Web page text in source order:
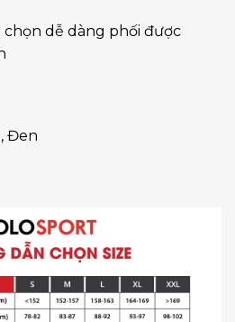
chọn dễ dàng phối được
Đen